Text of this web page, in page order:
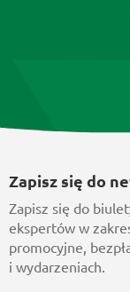
Zapisz się do
Zapisz się do
ekspertów w
promocyjne,
i wydarzeniach.